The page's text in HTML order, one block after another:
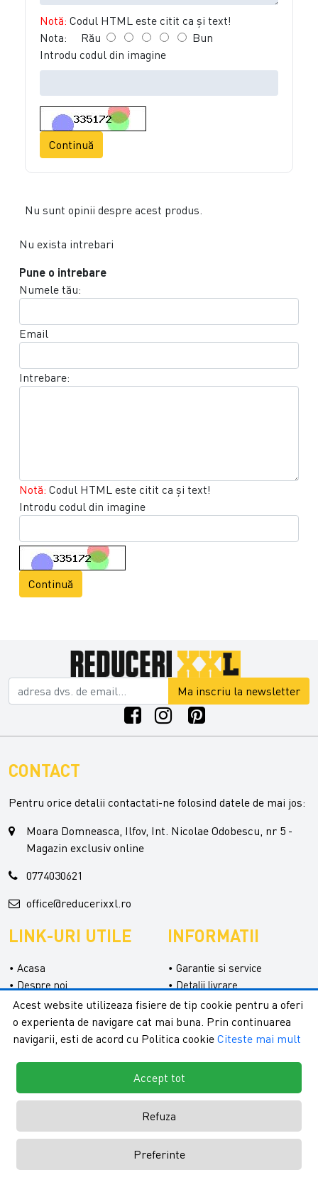
Notă: Codul HTML este citit ca şi text!
Nota: Rău
Bun
Introdu codul din imagine
Continuă
Nu sunt opinii despre acest produs.
Nu exista intrebari
Pune o intrebare
Numele tău:
Email
Intrebare:
Notă: Codul HTML este citit ca şi text!
Introdu codul din imagine
Continuă
Ma inscriu la newsletter
CONTACT
Pentru orice detalii contactati-ne folosind datele de mai jos:
Moara Domneasca, Ilfov, Int. Nicolae Odobescu, nr 5 -
Magazin exclusiv online
0774030621
office@reducerixxl.ro
LINK-URI UTILE
Acasa
Despre noi
Categorii
Contact
Formular retur
INFORMATII
Garantie si service
Detalii livrare
Confidentialitate
Termeni si conditii
Copyright © 2026 - ReduceriXXL |
magazine online by ITeXclusiv.ro
Acest website utilizeaza fisiere de tip cookie pentru a oferi
o experienta de navigare cat mai buna. Prin continuarea
navigarii, esti de acord cu Politica cookie Citeste mai mult
Accept tot
Refuza
Preferinte